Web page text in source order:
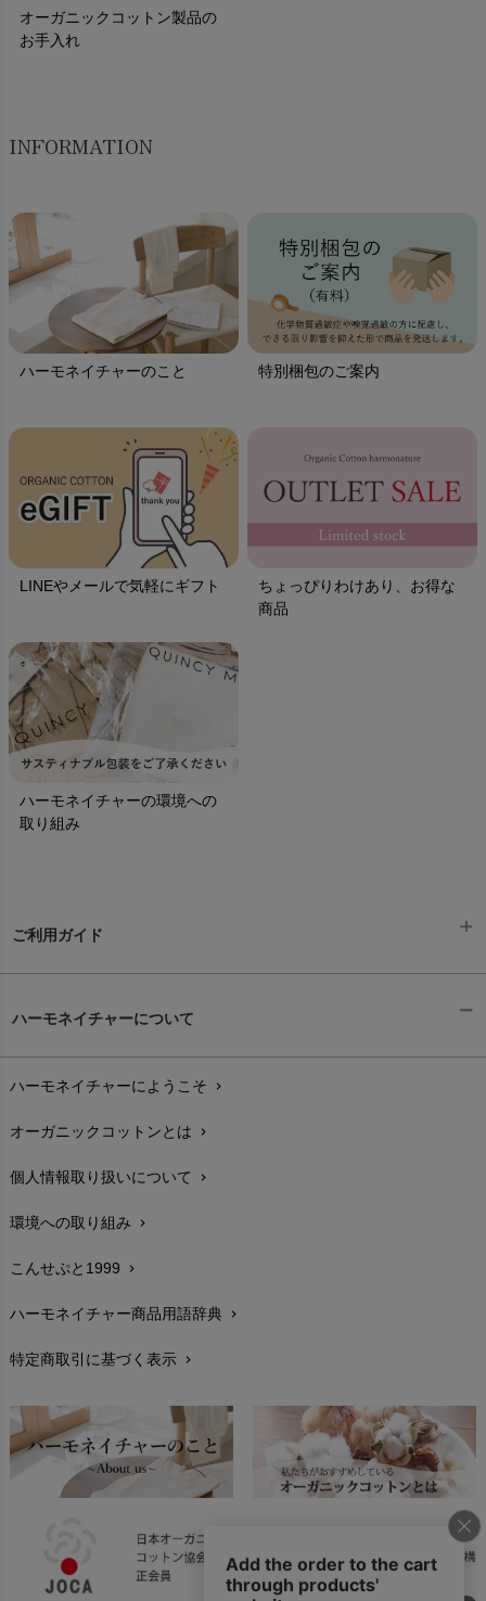
オーガニックコットン製品の
お手入れ
INFORMATION
ハーモネイチャーのこと 特別梱包のご案内
LINEやメールで気軽にギフト
ちょっぴりわけあり、お得な
商品
ハーモネイチャーの環境への
取り組み
ご利用ガイド
配送と送料chevron_right
在庫状況と発送予定chevron_right
サイズ・寸法chevron_right
生地・素材chevron_right
お手入れについて
レビューを書こうchevron_right
返品交換chevron_right
FAXでのご注文
お問い合わせchevron_right
ハーモネイチャーについて
ハーモネイチャーにようこそ chevron_right
オーガニックコットンとは chevron_right
個人情報取り扱いについて chevron_right
環境への取り組み chevron_right
こんせぷと1999 chevron_right
ハーモネイチャー商品用語辞典 chevron_right
特定商取引に基づく表示 chevron_right